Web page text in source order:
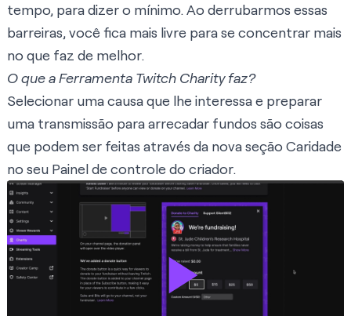
tempo, para dizer o mínimo. Ao derrubarmos essas
barreiras, você fica mais livre para se concentrar mais
no que faz de melhor.
O que a Ferramenta Twitch Charity faz?
Selecionar uma causa que lhe interessa e preparar
uma transmissão para arrecadar fundos são coisas
que podem ser feitas através da nova seção Caridade
no seu Painel de controle do criador.